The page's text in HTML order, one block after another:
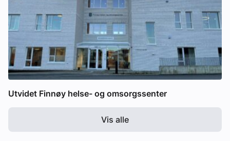
Utvidet Finnøy helse- og omsorgssenter
Vis alle